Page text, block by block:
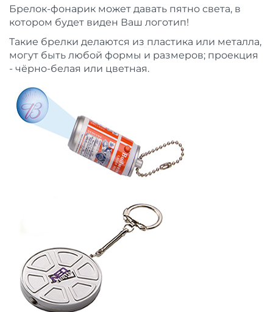
Брелок-фонарик может давать пятно света, в
котором будет виден Ваш логотип!
Такие брелки делаются из пластика или металла,
могут быть любой формы и размеров; проекция
- чёрно-белая или цветная.